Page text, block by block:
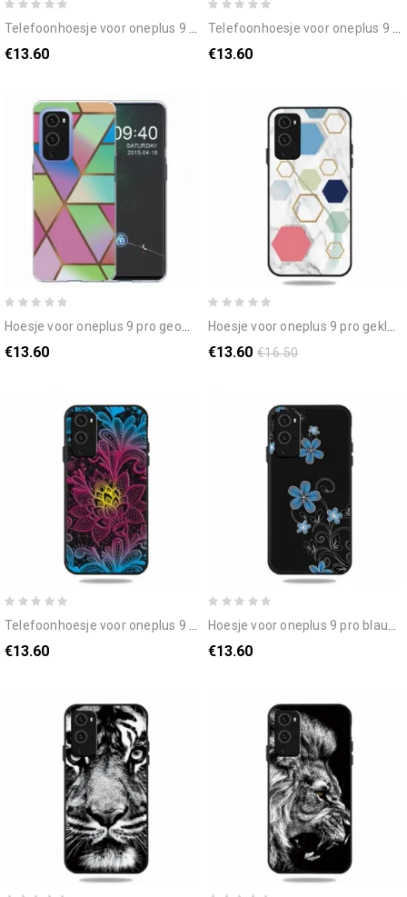
telefoonhoesje voor oneplus 9 pro fantastische katachtige
€13.60
telefoonhoesje voor oneplus 9 pro gekleurd marmer
€13.60
hoesje voor oneplus 9 pro geometrisch marmer
€13.60
hoesje voor oneplus 9 pro gekleurd geometrie marmer
€13.60 €16.50
telefoonhoesje voor oneplus 9 pro meester bloem
€13.60
hoesje voor oneplus 9 pro blauwe bloemen
€13.60